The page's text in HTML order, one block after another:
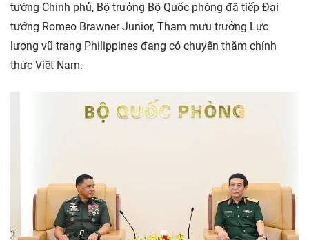
tướng Chính phủ, Bộ trưởng Bộ Quốc phòng đã tiếp Đại
tướng Romeo Brawner Junior, Tham mưu trưởng Lực
lượng vũ trang Philippines đang có chuyến thăm chính
thức Việt Nam.